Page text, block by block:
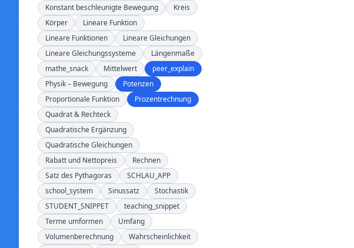
Konstant beschleunigte Bewegung
Kreis
Körper
Lineare Funktion
Lineare Funktionen
Lineare Gleichungen
Lineare Gleichungssysteme
Längenmaße
mathe_snack
Mittelwert
peer_explain
Physik – Bewegung
Potenzen
Proportionale Funktion
Prozentrechnung
Quadrat & Rechteck
Quadratische Ergänzung
Quadratische Gleichungen
Rabatt und Nettopreis
Rechnen
Satz des Pythagoras
SCHLAU_APP
school_system
Sinussatz
Stochastik
STUDENT_SNIPPET
teaching_snippet
Terme umformen
Umfang
Volumenberechnung
Wahrscheinlichkeit